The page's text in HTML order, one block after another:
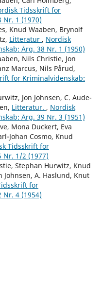
Tidsskrift for
Nr. 1 (1970)
Knud Waaben, Brynolf
Litteratur , Nordisk
Årg. 38 Nr. 1 (1950)
Nils Christie, Jon
Marcus, Nils Pårud,
for Kriminalvidenskab:
Jon Johnsen, C. Aude-
Litteratur. , Nordisk
Årg. 39 Nr. 3 (1951)
Mona Duckert, Eva
Johan Cosmo, Knud
Tidsskrift for
Nr. 1/2 (1977)
Stephan Hurwitz, Knud
Johnsen, A. Haslund, Knut
for
Nr. 4 (1954)